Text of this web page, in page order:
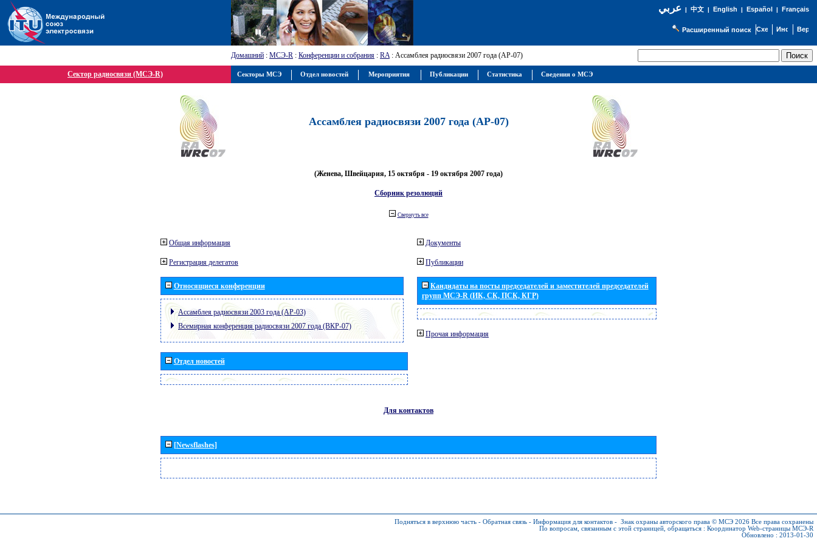
عربي| 中文| English | Español | Français
Расширенный поиск
Домашний : МСЭ-R : Конференции и собрания : RA: Ассамблея радиосвязи 2007 года (АР-07)
Сектор радиосвязи (МСЭ-R)
Ассамблея радиосвязи 2007 года (АР-07)
(Женева, Швейцария, 15 октября - 19 октября 2007 года)
Сборник резолюций
Свернуть все
Общая информация
Регистрация делегатов
Относящиеся конференции
Ассамблея радиосвязи 2003 года (АР-03)
Всемирная конференция радиосвязи 2007 года (ВКР-07)
Отдел новостей
Документы
Публикации
Кандидаты на посты председателей и заместителей председателей
групп МСЭ-R (ИК, СК, ПСК, КГР)
Прочая информация
Для контактов
[Newsflashes]
Подняться в верхнюю часть - Обратная связь - Информация для контактов - Знак охраны авторского права © МСЭ 2026 Все права сохранены
По вопросам, связанным с этой страницей, обращаться : Координатор Web-страницы МСЭ-R
Обновлено : 2013-01-30
Секторы МСЭ Отдел новостей Мероприятия Публикации Статистика Сведения о МСЭ